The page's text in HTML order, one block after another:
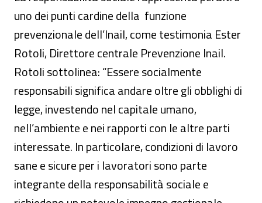
uno dei punti cardine della funzione
prevenzionale dell’Inail, come testimonia Ester
Rotoli, Direttore centrale Prevenzione Inail.
Rotoli sottolinea: “Essere socialmente
responsabili significa andare oltre gli obblighi di
legge, investendo nel capitale umano,
nell’ambiente e nei rapporti con le altre parti
interessate. In particolare, condizioni di lavoro
sane e sicure per i lavoratori sono parte
integrante della responsabilità sociale e